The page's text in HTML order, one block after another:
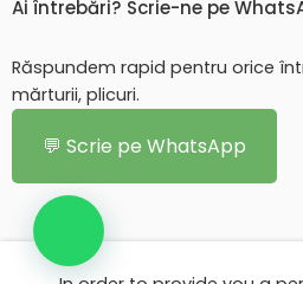
Ai întrebări? Scrie-ne pe
Răspundem rapid pentru orice
mărturii, plicuri.
💬 Scrie pe WhatsApp